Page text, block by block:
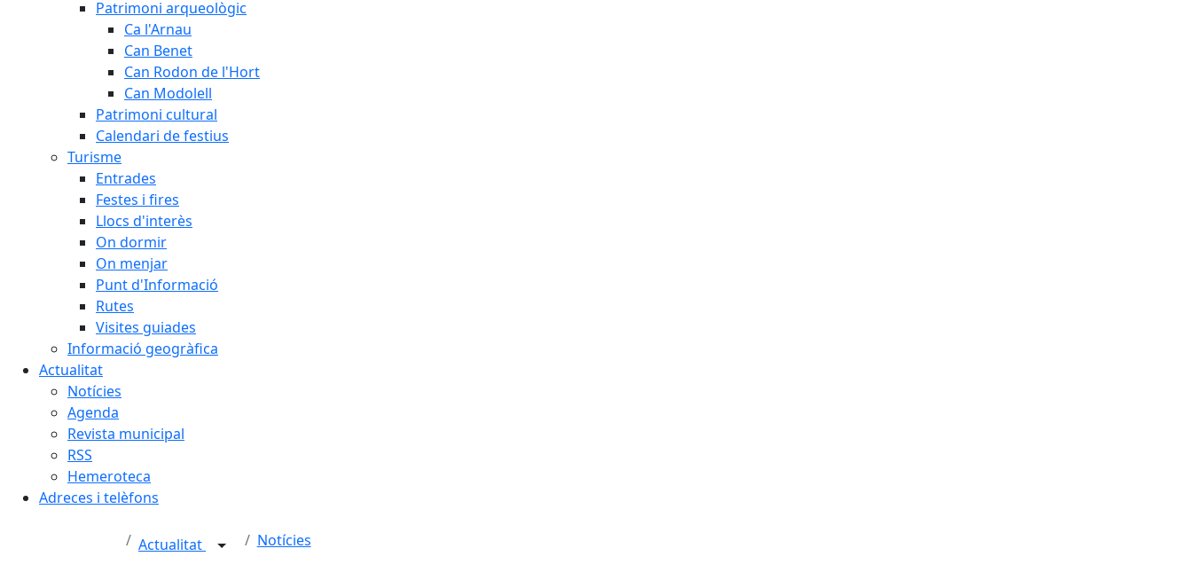
Patrimoni arqueològic
Ca l'Arnau
Can Benet
Can Rodon de l'Hort
Can Modolell
Patrimoni cultural
Calendari de festius
Turisme
Entrades
Festes i fires
Llocs d'interès
On dormir
On menjar
Punt d'Informació
Rutes
Visites guiades
Informació geogràfica
Actualitat
Notícies
Agenda
Revista municipal
RSS
Hemeroteca
Adreces i telèfons
Actualitat Notícies